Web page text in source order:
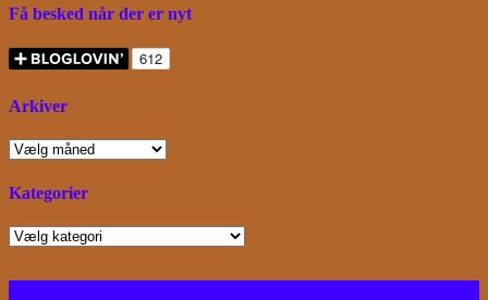
Få besked når der er nyt
Arkiver
Arkiver
Kategorier
Kategorier